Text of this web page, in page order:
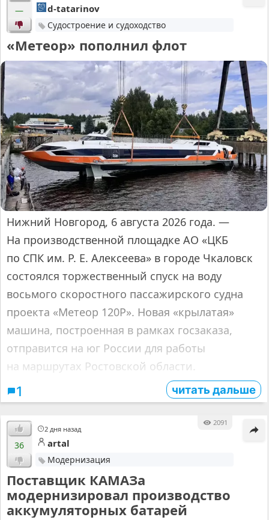
— d-tatarinov
Судостроение и судоходство
«Метеор» пополнил флот
Нижний Новгород, 6 августа 2026 года. —
На производственной площадке АО «ЦКБ
по СПК им. Р. Е. Алексеева» в городе Чкаловск
состоялся торжественный спуск на воду
восьмого скоростного пассажирского судна
проекта «Метеор 120Р». Новая «крылатая»
машина, построенная в рамках госзаказа,
отправится на юг России для работы
на маршрутах Ростовской области.
1 читать дальше
2 дня назад
2091
36 artal
Модернизация
Поставщик КАМАЗа
модернизировал производство
аккумуляторных батарей